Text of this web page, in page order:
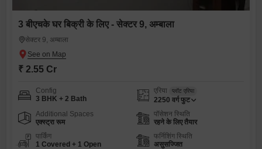
3 बीएचके घर बिक्री के लिए - सेक्टर 9, अम्बाला
सेक्टर 9, अम्बाला
₹ 2.55 Cr
Config
3 BHK + 2 Bath
एरिया प्लॉट एरिया
2250 वर्ग फुट
Additional Spaces
एक्स्ट्रा रूम
पॉसेशन स्थिति
रहने के लिए तैयार
पार्किंग
1 Covered + 1 Open
फर्निशिंग स्थिति
असुसज्जित